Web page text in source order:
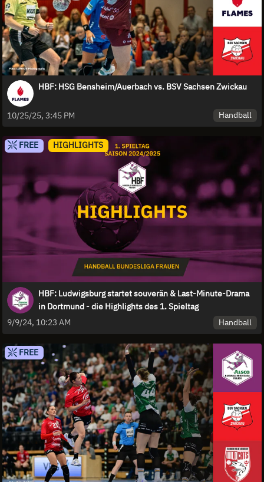
HBF: HSG Bensheim/Auerbach vs. BSV Sachsen Zwickau
10/25/25, 3:45 PM Handball
FREE HIGHLIGHTS
HBF: Ludwigsburg startet souverän & Last-Minute-Drama
in Dortmund - die Highlights des 1. Spieltag
9/9/24, 10:23 AM
Handball
FREE